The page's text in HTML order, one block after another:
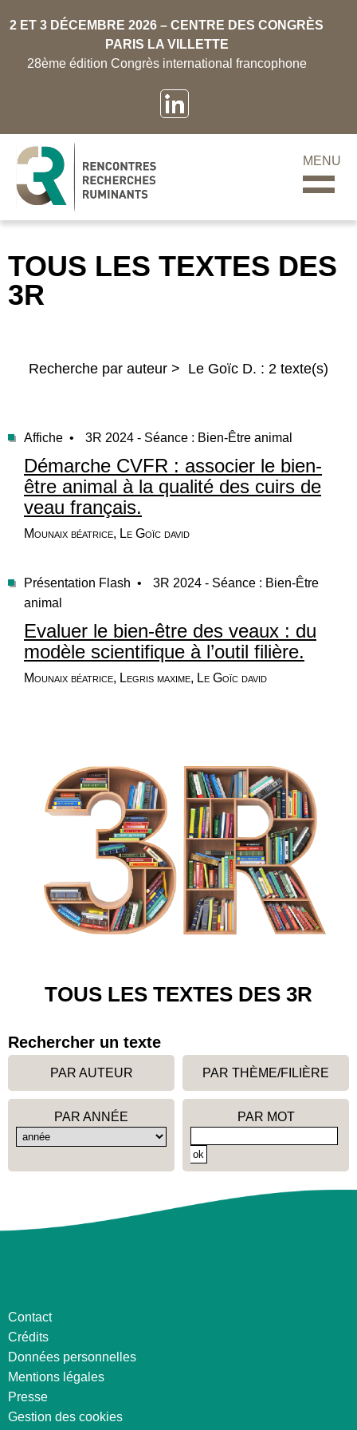
2 ET 3 DÉCEMBRE 2026 – CENTRE DES CONGRÈS
PARIS LA VILLETTE
28ème édition Congrès international francophone
MENU
TOUS LES TEXTES DES
3R
Recherche par auteur > Le Goïc D. : 2 texte(s)
Affiche • 3R 2024 - Séance : Bien-Être animal
Démarche CVFR : associer le bien-
être animal à la qualité des cuirs de
veau français.
Mounaix béatrice, Le Goïc david
Présentation Flash •
3R 2024 - Séance : Bien-Être
animal
Evaluer le bien-être des veaux : du
modèle scientifique à l’outil filière.
Mounaix béatrice, Legris maxime, Le Goïc david
TOUS LES TEXTES DES 3R
Rechercher un texte
PAR AUTEUR PAR THÈME/FILIÈRE
PAR ANNÉE PAR MOT
Contact
Crédits
Données personnelles
Mentions légales
Presse
Gestion des cookies